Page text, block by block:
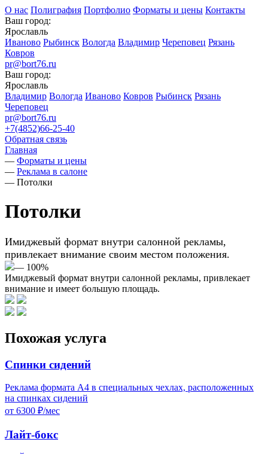
О нас Полиграфия Портфолио Форматы и цены Контакты
Ваш город:
Ярославль
Иваново Рыбинск Вологда Владимир Череповец Рязань
Ковров
pr@bort76.ru
Ваш город:
Ярославль
Владимир Вологда Иваново Ковров Рыбинск Рязань
Череповец
pr@bort76.ru
+7(4852)66-25-40
Обратная связь
Главная
— Форматы и цены
— Реклама в салоне
— Потолки
Потолки
Имиджевый формат внутри салонной рекламы,
привлекает внимание своим местом положения.
— 100%
Имиджевый формат внутри салонной рекламы, привлекает
внимание и имеет большую площадь.
Похожая услуга
Спинки сидений
Реклама формата А4 в специальных чехлах, расположенных
на спинках сидений
от 6300 ₽/мес
Лайт-бокс